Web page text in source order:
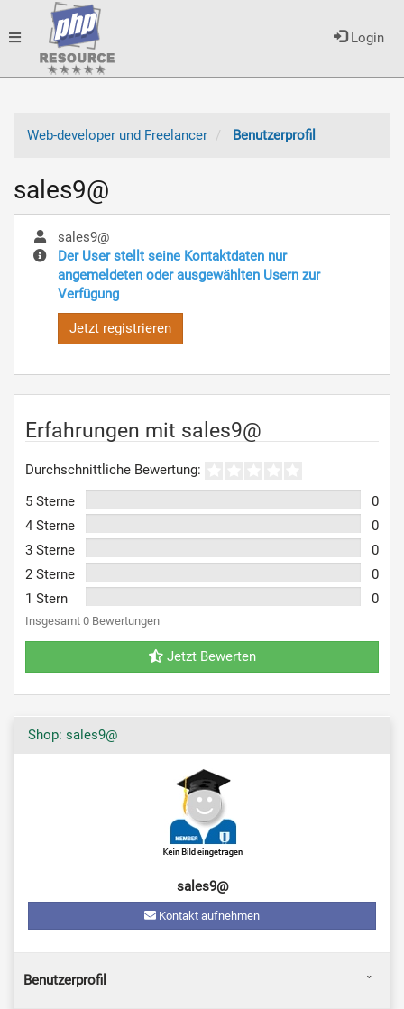
Login
Toggle
Web-developer und Freelancer
Benutzerprofil
sales9@
sales9@
Der User stellt seine Kontaktdaten nur
angemeldeten oder ausgewählten Usern zur
Verfügung
Jetzt registrieren
Erfahrungen mit sales9@
Durchschnittliche Bewertung:
5 Sterne
0
4 Sterne
0
3 Sterne
0
2 Sterne
0
1 Stern
0
Insgesamt 0 Bewertungen
Jetzt Bewerten
Shop: sales9@
sales9@
Kontakt aufnehmen
Benutzerprofil